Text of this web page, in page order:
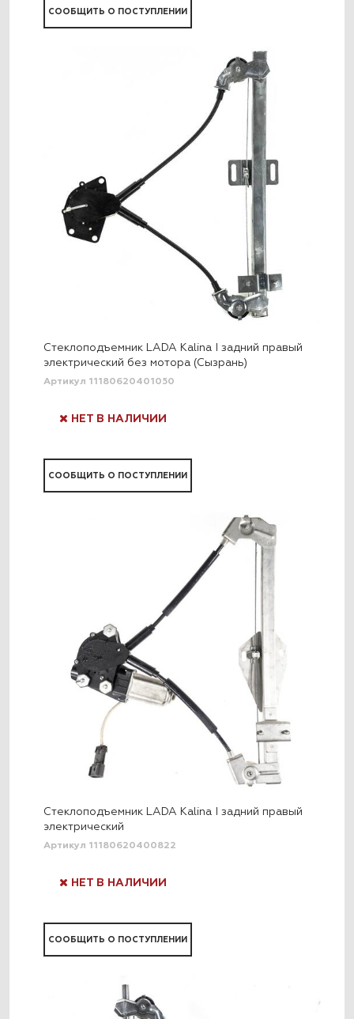
СООБЩИТЬ О ПОСТУПЛЕНИИ
Стеклоподъемник LADA Kalina I задний правый
электрический без мотора (Сызрань)
Артикул 11180620401050
НЕТ В НАЛИЧИИ
СООБЩИТЬ О ПОСТУПЛЕНИИ
Стеклоподъемник LADA Kalina I задний правый
электрический
Артикул 11180620400822
НЕТ В НАЛИЧИИ
СООБЩИТЬ О ПОСТУПЛЕНИИ